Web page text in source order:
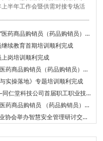
半年工作会暨供需对接专场活
员（药品购销员）”项目选拔赛顺利完成
续教育首期培训顺利完成
岗培训顺利完成
销员（药品购销员）初赛顺利完成
实操落地》专题培训顺利完成
技公司首届职工职业技能大赛启幕
药品购销员）项目启动部署工作会顺利召开
理研讨交流会 ——党建引领行业发展系列活动